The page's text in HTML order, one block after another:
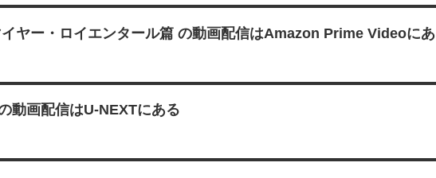
ヤー・ロイエンタール篇 の動画配信はAmazon Prime Videoに
動画配信はU-NEXTにある